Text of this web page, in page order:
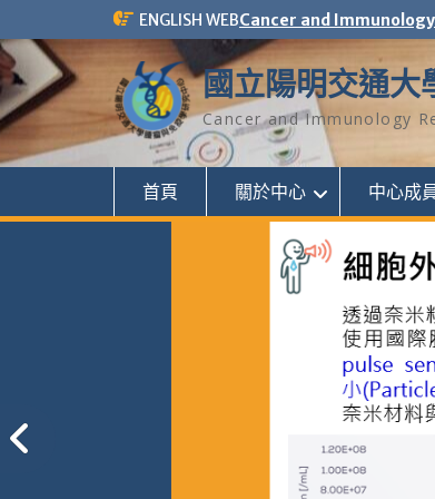
to
content
ENGLISH WEBCancer and
國立陽明交通大
Cancer and Immunology
首頁 關於中心 中心成